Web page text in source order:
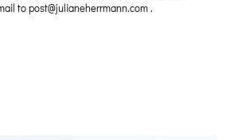
to post@julianeherrmann.com .